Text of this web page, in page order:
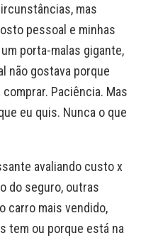
mas
pessoal e minhas
porta-malas gigante,
não gostava porque
Paciência. Mas
eu quis. Nunca o que
avaliando custo x
do seguro, outras
carro mais vendido,
tem ou porque está na